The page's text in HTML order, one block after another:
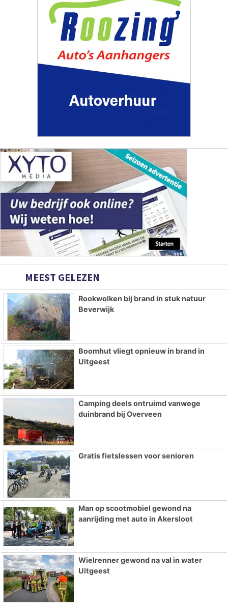
MEEST GELEZEN
Rookwolken bij brand in stuk natuur
Beverwijk
Boomhut vliegt opnieuw in brand in
Uitgeest
Camping deels ontruimd vanwege
duinbrand bij Overveen
Gratis fietslessen voor senioren
Man op scootmobiel gewond na
aanrijding met auto in Akersloot
Wielrenner gewond na val in water
Uitgeest